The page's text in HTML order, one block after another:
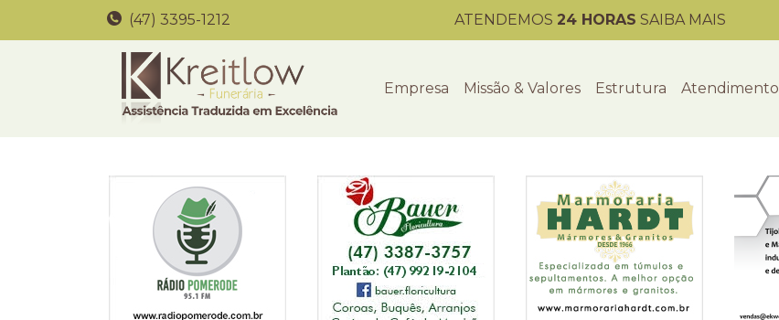
(47) 3395-1212 ATENDEMOS 24 HORAS SAIBA MAIS
Empresa Missão & Valores Estrutura Atendimento